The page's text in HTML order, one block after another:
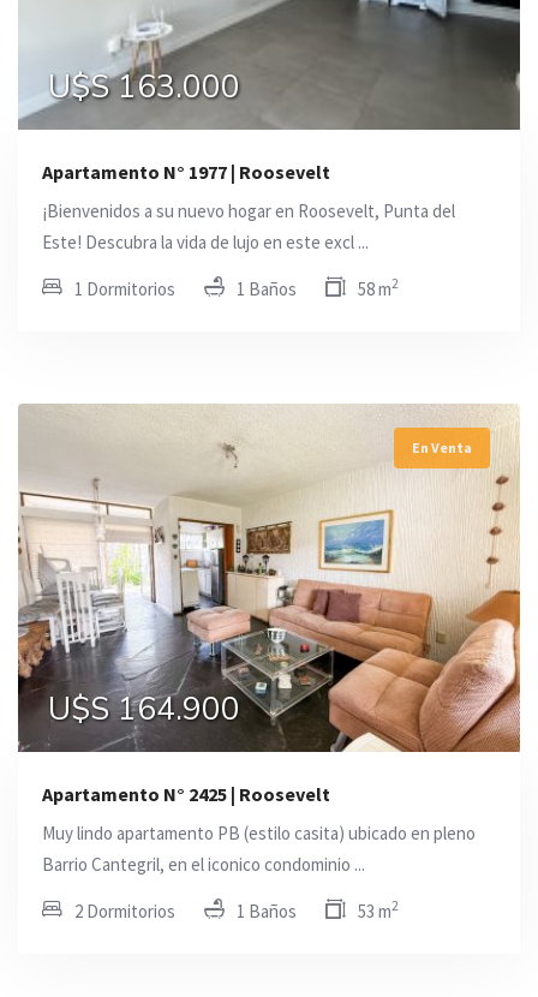
U$S 163.000
Apartamento N° 1977 | Roosevelt
¡Bienvenidos a su nuevo hogar en Roosevelt, Punta del
Este! Descubra la vida de lujo en este excl ...
1 Dormitorios 1 Baños 58 m2
En Venta
U$S 164.900
Apartamento N° 2425 | Roosevelt
Muy lindo apartamento PB (estilo casita) ubicado en pleno
Barrio Cantegril, en el iconico condominio ...
2 Dormitorios 1 Baños 53 m2